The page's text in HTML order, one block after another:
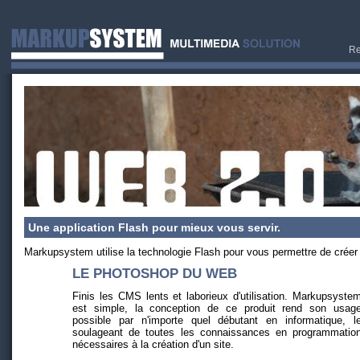
Une application Flash pour mieux vous servir.
Markupsystem utilise la technologie Flash pour vous permettre de
LE PHOTOSHOP DU WEB
Finis les CMS lents et laborieux d'utilisation.
est simple, la conception de ce produit rend son
possible par n'importe quel débutant en informatique,
soulageant de toutes les connaissances en
nécessaires à la création d'un site.